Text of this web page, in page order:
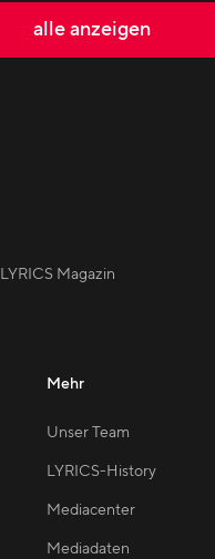
alle anzeigen
LYRICS Magazin
Mehr
Unser Team
LYRICS-History
Mediacenter
Mediadaten